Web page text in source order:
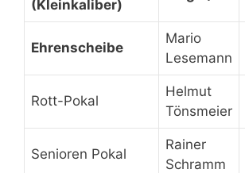
(Kleinkaliber)
Ehrenscheibe
Mario
Lesemann
Rott-Pokal
Helmut
Tönsmeier
Senioren Pokal
Rainer
Schramm